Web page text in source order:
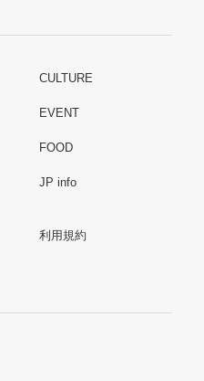
CULTURE
EVENT
FOOD
JP info
利用規約